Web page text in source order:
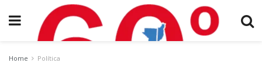
Home Política